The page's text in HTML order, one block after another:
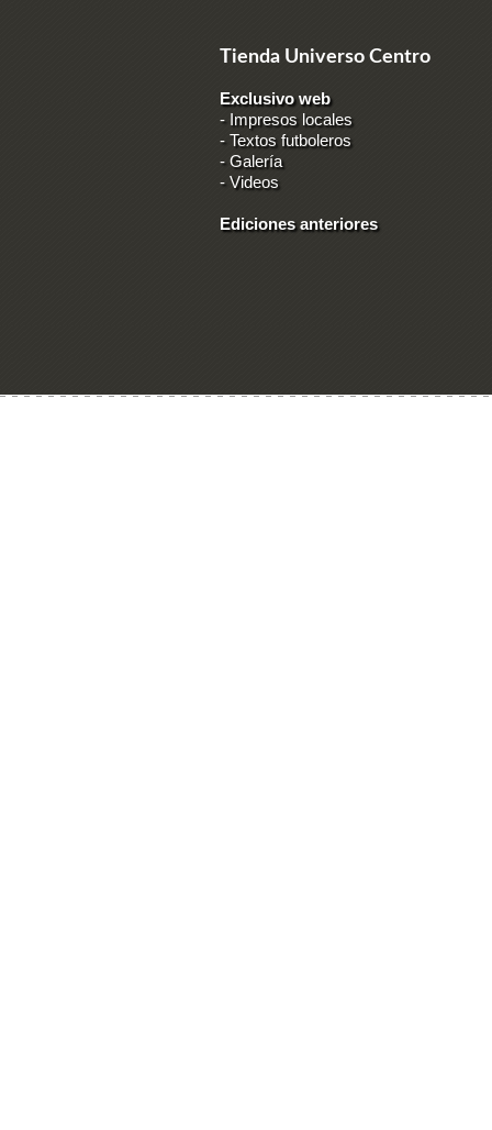
Tienda Universo Centro
Exclusivo web
- Impresos locales
- Textos futboleros
-Galería
-Videos
Ediciones anteriores